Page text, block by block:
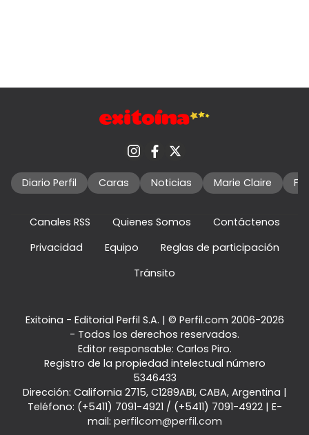
Diario Perfil Caras Noticias Marie Claire
Canales RSS Quienes Somos
Contáctenos
Privacidad
Equipo
Reglas de participación
Tránsito
Exitoina - Editorial Perfil S.A. | © Perfil.com 2006-2026
- Todos los derechos reservados.
Editor responsable: Carlos Piro.
Registro de la propiedad intelectual número
5346433
Dirección: California 2715, C1289ABI, CABA, Argentina |
Teléfono: (+5411) 7091-4921 / (+5411) 7091-4922| E-
mail: perfilcom@perfil.com